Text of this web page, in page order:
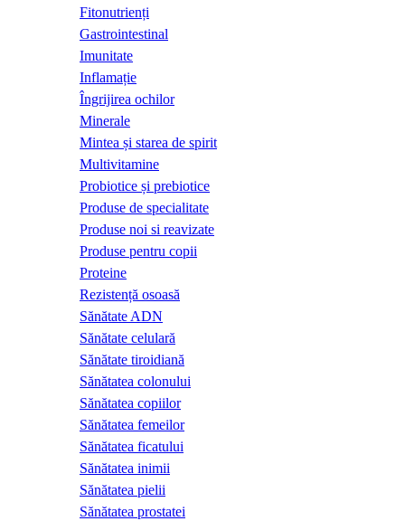
Fitonutrienți
Gastrointestinal
Imunitate
Inflamație
Îngrijirea ochilor
Minerale
Mintea și starea de spirit
Multivitamine
Probiotice și prebiotice
Produse de specialitate
Produse noi si reavizate
Produse pentru copii
Proteine
Rezistență osoasă
Sănătate ADN
Sănătate celulară
Sănătate tiroidiană
Sănătatea colonului
Sănătatea copiilor
Sănătatea femeilor
Sănătatea ficatului
Sănătatea inimii
Sănătatea pielii
Sănătatea prostatei